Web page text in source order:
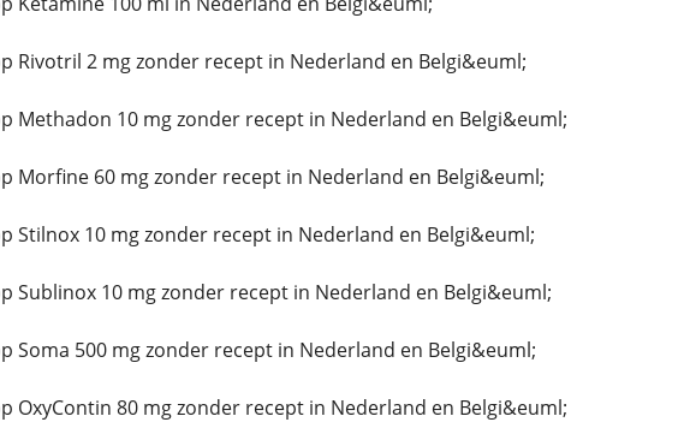
Rivotril 2 mg zonder recept in Nederland en Belgi&euml;
Methadon 10 mg zonder recept in Nederland en Belgi&euml;
Morfine 60 mg zonder recept in Nederland en Belgi&euml;
Stilnox 10 mg zonder recept in Nederland en Belgi&euml;
Sublinox 10 mg zonder recept in Nederland en Belgi&euml;
Soma 500 mg zonder recept in Nederland en Belgi&euml;
OxyContin 80 mg zonder recept in Nederland en Belgi&euml;